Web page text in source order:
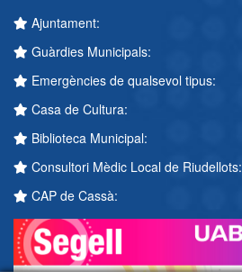
Ajuntament:
Guàrdies Municipals:
Emergències de qualsevol tipus:
Casa de Cultura:
Biblioteca Municipal:
Consultori Mèdic Local de Riudellots:
CAP de Cassà: